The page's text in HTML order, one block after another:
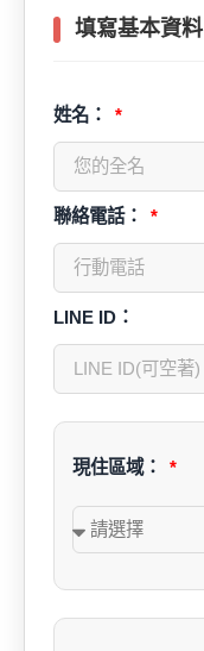
填寫基本資料
姓名：
聯絡電話：
LINE ID：
現住區域：